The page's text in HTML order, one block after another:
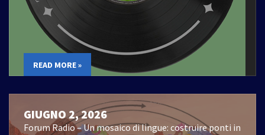
READ MORE »
GIUGNO 2, 2026
Forum Radio – Un mosaico di lingue: costruire ponti in